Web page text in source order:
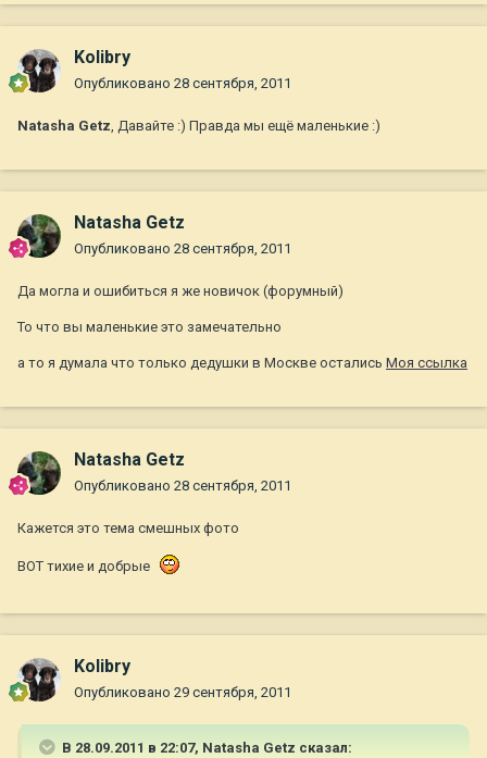
Kolibry
Опубликовано 28 сентября, 2011
Natasha Getz, Давайте :) Правда мы ещё маленькие :)
Natasha Getz
Опубликовано 28 сентября, 2011
Да могла и ошибиться я же новичок (форумный)
То что вы маленькие это замечательно
а то я думала что только дедушки в Москве остались Моя ссылка
Natasha Getz
Опубликовано 28 сентября, 2011
Кажется это тема смешных фото
ВОТ тихие и добрые
Kolibry
Опубликовано 29 сентября, 2011
В 28.09.2011 в 22:07, Natasha Getz сказал: